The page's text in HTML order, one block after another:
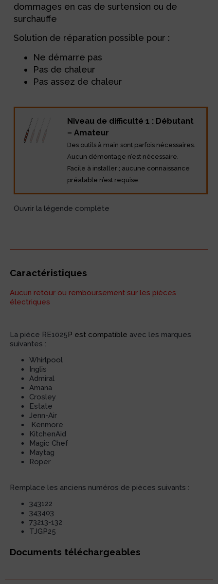
dommages en cas de surtension ou de
surchauffe
Solution de réparation possible pour :
Ne démarre pas
Pas de chaleur
Pas assez de chaleur
Niveau de difficulté 1 : Débutant
– Amateur
Des outils à main sont parfois nécessaires.
Aucun démontage n’est nécessaire.
Facile à installer ; aucune connaissance
préalable n’est requise.
Ouvrir la légende complète
Caractéristiques
Aucun retour ou remboursement sur les pièces
électriques
La pièce RE1025P est compatible avec les marques
suivantes :
Whirlpool
Inglis
Admiral
Amana
Crosley
Estate
Jenn-Air
Kenmore
KitchenAid
Magic Chef
Maytag
Roper
Remplace les anciens numéros de pièces suivants :
343122
343403
73213-132
TJGP25
Documents téléchargeables